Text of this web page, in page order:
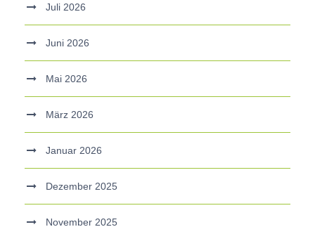
Juli 2026
Juni 2026
Mai 2026
März 2026
Januar 2026
Dezember 2025
November 2025